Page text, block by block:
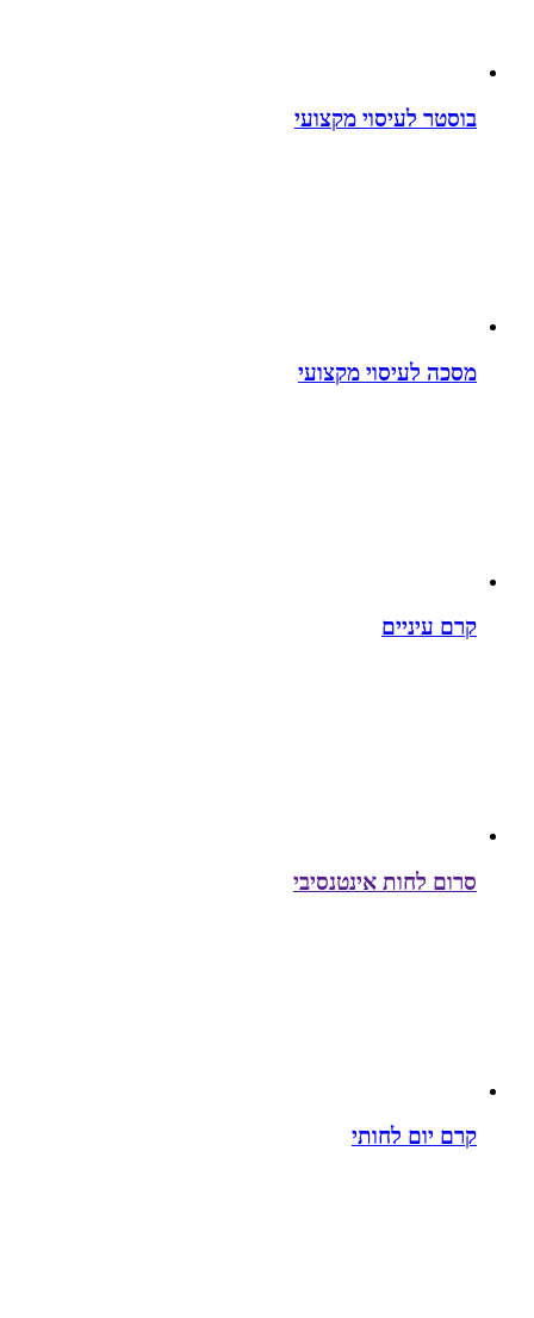
בוסטר לעיסוי מקצועי
מסכה לעיסוי מקצועי
קרם עיניים
סרום לחות אינטנסיבי
קרם יום לחותי